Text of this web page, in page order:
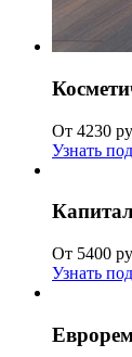
От 4230
Узнать
От 5400
Узнать